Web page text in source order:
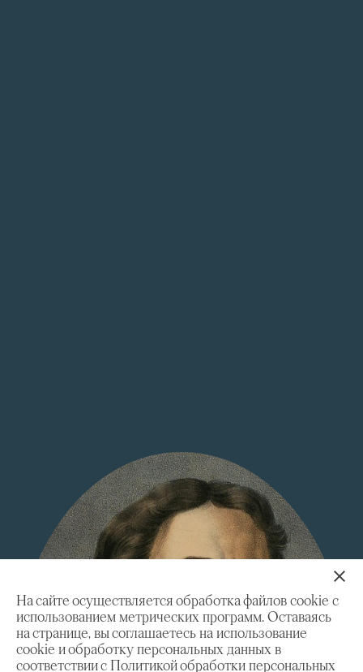
На сайте осуществляется обработка файлов cookie с
использованием метрических программ. Оставаясь
на странице, вы соглашаетесь на использование
cookie и обработку персональных данных в
соответствии с Политикой обработки персональных